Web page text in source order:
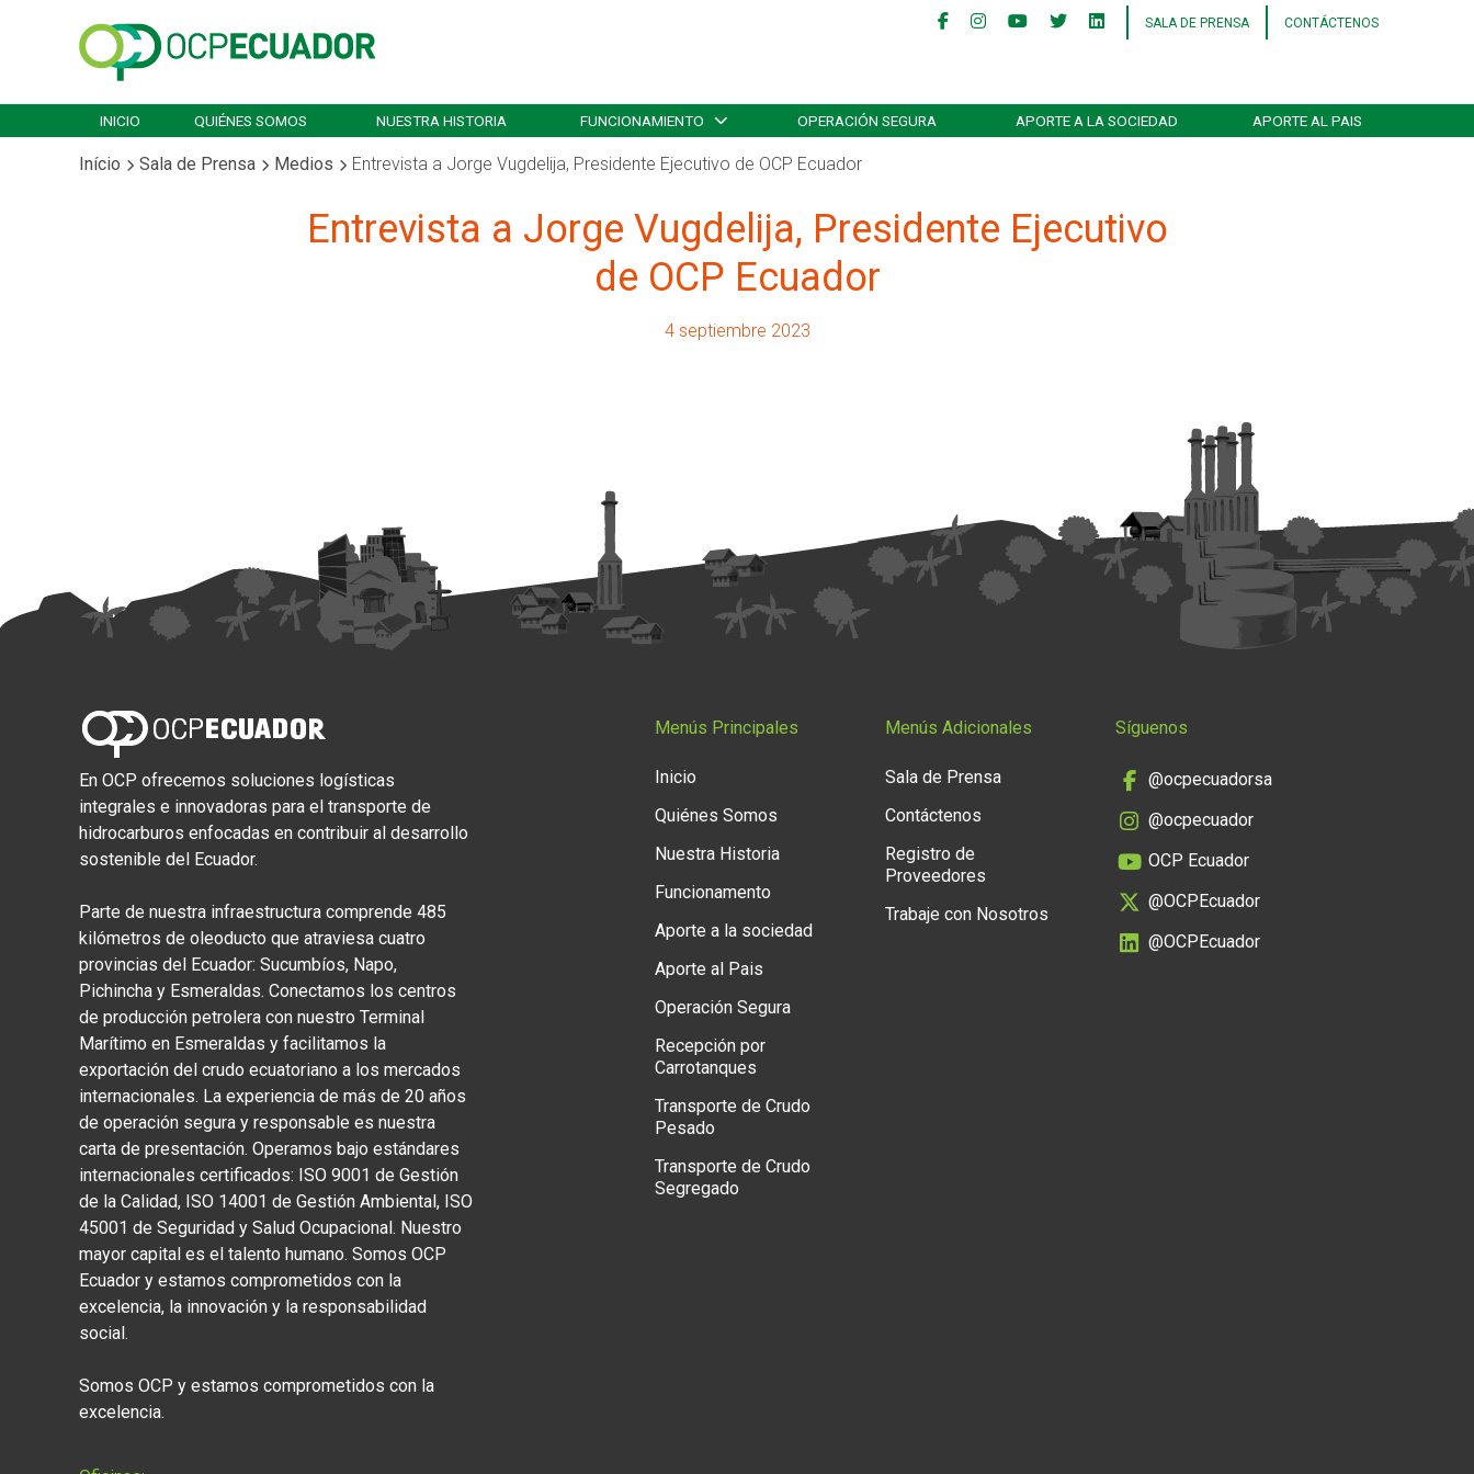
SALA DE PRENSA CONTÁCTENOS
INICIO QUIÉNES SOMOS NUESTRA HISTORIA FUNCIONAMIENTO OPERACIÓN SEGURA APORTE A LA SOCIEDAD APORTE AL PAIS
Início Sala de Prensa Medios Entrevista a Jorge Vugdelija, Presidente Ejecutivo de OCP Ecuador
Entrevista a Jorge Vugdelija, Presidente Ejecutivo
de OCP Ecuador
4 septiembre 2023
En OCP ofrecemos soluciones logísticas
integrales e innovadoras para el transporte de
hidrocarburos enfocadas en contribuir al desarrollo
sostenible del Ecuador.
Parte de nuestra infraestructura comprende 485
kilómetros de oleoducto que atraviesa cuatro
provincias del Ecuador: Sucumbíos, Napo,
Pichincha y Esmeraldas. Conectamos los centros
de producción petrolera con nuestro Terminal
Marítimo en Esmeraldas y facilitamos la
exportación del crudo ecuatoriano a los mercados
internacionales. La experiencia de más de 20 años
de operación segura y responsable es nuestra
carta de presentación. Operamos bajo estándares
internacionales certificados: ISO 9001 de Gestión
de la Calidad, ISO 14001 de Gestión Ambiental, ISO
45001 de Seguridad y Salud Ocupacional. Nuestro
mayor capital es el talento humano. Somos OCP
Ecuador y estamos comprometidos con la
excelencia, la innovación y la responsabilidad
social.
Somos OCP y estamos comprometidos con la
excelencia.
Menús Principales
Inicio
Quiénes Somos
Nuestra Historia
Funcionamento
Aporte a la sociedad
Aporte al Pais
Operación Segura
Recepción por
Carrotanques
Transporte de Crudo
Pesado
Transporte de Crudo
Segregado
Menús Adicionales
Sala de Prensa
Contáctenos
Registro de
Proveedores
Trabaje con Nosotros
Síguenos
@ocpecuadorsa
@ocpecuador
OCP Ecuador
@OCPEcuador
@OCPEcuador